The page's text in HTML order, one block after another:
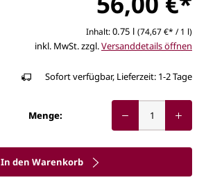
Inhalt:0.75 l (74,67 €* / 1 l)
inkl. MwSt. zzgl.Versanddetails öffnen
Sofort verfügbar, Lieferzeit: 1-2 Tage
Menge:
In den Warenkorb